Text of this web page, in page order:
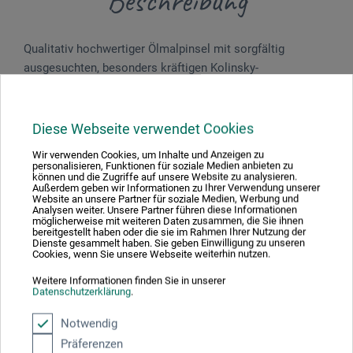
Diese Webseite verwendet Cookies
Wir verwenden Cookies, um Inhalte und Anzeigen zu
personalisieren, Funktionen für soziale Medien anbieten zu
können und die Zugriffe auf unsere Website zu analysieren.
Außerdem geben wir Informationen zu Ihrer Verwendung unserer
Website an unsere Partner für soziale Medien, Werbung und
Analysen weiter. Unsere Partner führen diese Informationen
möglicherweise mit weiteren Daten zusammen, die Sie ihnen
bereitgestellt haben oder die sie im Rahmen Ihrer Nutzung der
Dienste gesammelt haben. Sie geben Einwilligung zu unseren
Cookies, wenn Sie unsere Webseite weiterhin nutzen.
Weitere Informationen finden Sie in unserer
Datenschutzerklärung.
Notwendig
Präferenzen
Qualitativ hochwertiger Ölmalpinsel mit sorgfältig
ausgesuchten, besonders kräftigen Kolinsky-
die ausgezeichnete Qualität der edlen Haare
Germany.
Produktbewertungen (0)
Schreiben Sie die erste Bewertung zu diesem Produkt
JETZT PRODUKT BEWERTEN